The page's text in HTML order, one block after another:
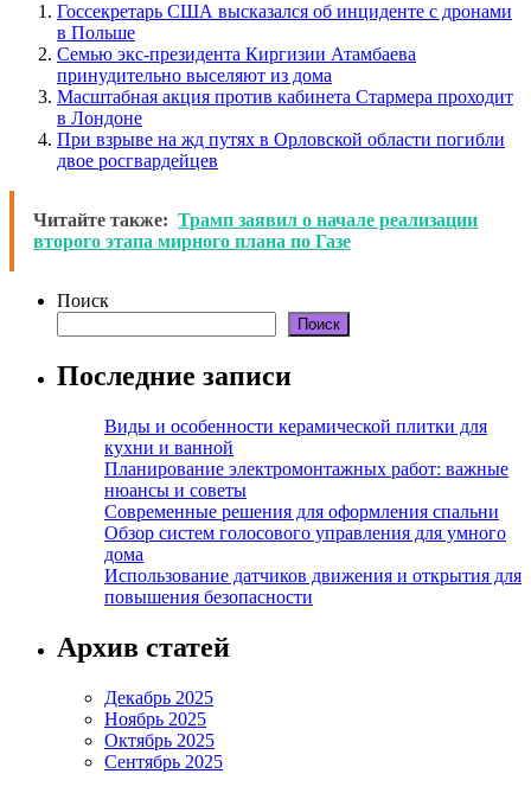
Госсекретарь США высказался об инциденте с дронами
в Польше
Семью экс-президента Киргизии Атамбаева
принудительно выселяют из дома
Масштабная акция против кабинета Стармера проходит
в Лондоне
При взрыве на жд путях в Орловской области погибли
двое росгвардейцев
Читайте также: Трамп заявил о начале реализации
второго этапа мирного плана по Газе
Поиск
Поиск
Последние записи
Виды и особенности керамической плитки для
кухни и ванной
Планирование электромонтажных работ: важные
нюансы и советы
Современные решения для оформления спальни
Обзор систем голосового управления для умного
дома
Использование датчиков движения и открытия для
повышения безопасности
Архив статей
Декабрь 2025
Ноябрь 2025
Октябрь 2025
Сентябрь 2025